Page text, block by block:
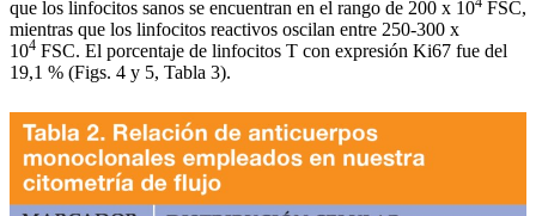
que los linfocitos sanos se encuentran en el rango de 200 x 10 FSC,
mientras que los linfocitos reactivos oscilan entre 250-300 x
104 FSC. El porcentaje de linfocitos T con expresión Ki67 fue del
19,1 % (Figs. 4 y 5, Tabla 3).